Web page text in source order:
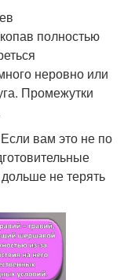
полностью
неровно или
Промежутки
вам это не по
не терять